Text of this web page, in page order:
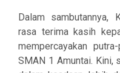
Dalam sambutannya,
rasa terima kasih
mempercayakan
SMAN 1 Amuntai. Kini,